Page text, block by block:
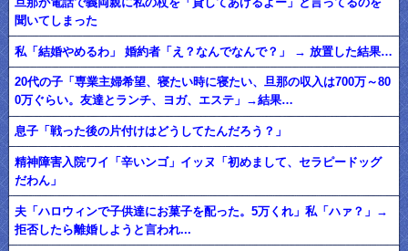
聞いてしまった
私「結婚やめるわ」 婚約者「え？なんでなんで？」 → 放置した結果…
20代の子「専業主婦希望、寝たい時に寝たい、旦那の収入は700万～80
0万ぐらい。友達とランチ、ヨガ、エステ」→結果…
息子「戦った後の片付けはどうしてたんだろう？」
精神障害入院ワイ「辛いンゴ」イッヌ「初めまして、セラピードッグ
だわん」
夫「ハロウィンで子供達にお菓子を配った。5万くれ」私「ハァ？」→
拒否したら離婚しようと言われ...